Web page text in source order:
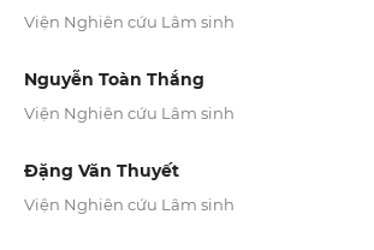
Viện Nghiên cứu Lâm sinh
Nguyễn Toàn Thắng
Viện Nghiên cứu Lâm sinh
Đặng Văn Thuyết
Viện Nghiên cứu Lâm sinh